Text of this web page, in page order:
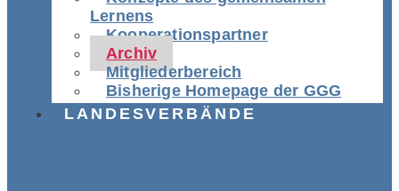
Lernens
Kooperationspartner
Archiv
Mitgliederbereich
Bisherige Homepage der GGG
LANDESVERBÄNDE